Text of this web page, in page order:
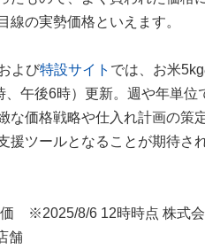
の実勢価格といえます。
よび特設サイト では、お米
午後6時）更新。週や年単位
な価格戦略や仕入れ計画の策
ツールとなることが期待さ
※2025/8/6 12時時点 株式
舗